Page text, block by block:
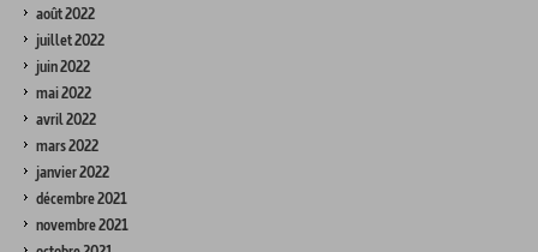
août 2022
juillet 2022
juin 2022
mai 2022
avril 2022
mars 2022
janvier 2022
décembre 2021
novembre 2021